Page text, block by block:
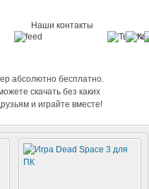
Наши контакты
абсолютно бесплатно.
скачать без каких
и играйте вместе!